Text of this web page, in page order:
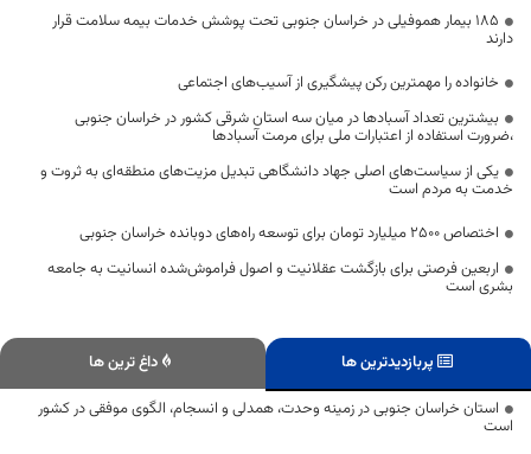
۱۸۵ بیمار هموفیلی در خراسان جنوبی تحت پوشش خدمات بیمه سلامت قرار
دارند
خانواده را مهمترین رکن پیشگیری از آسیب‌های اجتماعی
بیشترین تعداد آسبادها در میان سه استان شرقی کشور در خراسان جنوبی
،ضرورت استفاده از اعتبارات ملی برای مرمت آسبادها
یکی از سیاست‌های اصلی جهاد دانشگاهی تبدیل مزیت‌های منطقه‌ای به ثروت و
خدمت به مردم است
اختصاص 2500 میلیارد تومان برای توسعه راه‌های دوبانده خراسان جنوبی
اربعین فرصتی برای بازگشت عقلانیت و اصول فراموش‌شده انسانیت به جامعه
بشری است
پربازدیدترین ها
داغ ترین ها
استان خراسان جنوبی در زمینه وحدت، همدلی و انسجام، الگوی موفقی در کشور
است